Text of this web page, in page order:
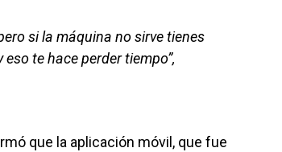
si la máquina no sirve tienes
te hace perder tiempo”,
que la aplicación móvil, que fue